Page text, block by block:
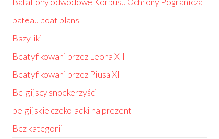
bateau boat plans
Bazyliki
Beatyfikowani przez Leona XII
Beatyfikowani przez Piusa XI
Belgijscy snookerzyści
belgijskie czekoladki na prezent
Bez kategorii